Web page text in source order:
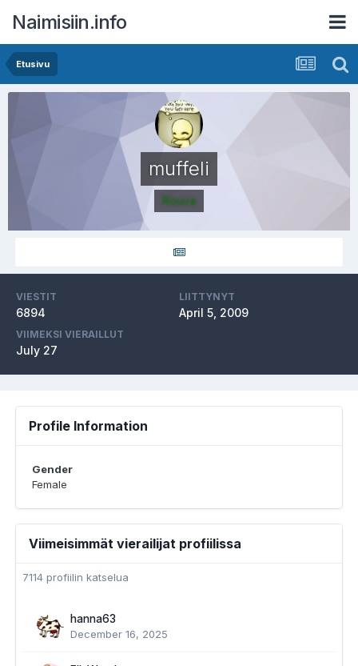
Naimisiin.info
Etusivu
muffeli
Rouva
VIESTIT
6894
LIITTYNYT
April 5, 2009
VIIMEKSI VIERAILLUT
July 27
Profile Information
Gender
Female
Viimeisimmät vierailijat profiilissa
7114 profiilin katselua
hanna63
December 16, 2025